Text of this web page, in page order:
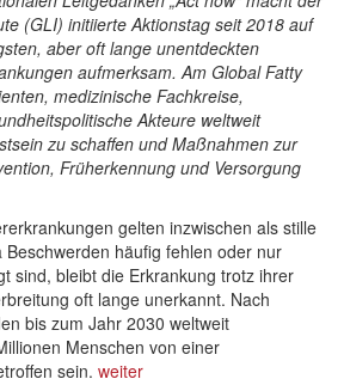
(GLI) initiierte Aktionstag seit 2018 auf
aber oft lange unentdeckten
aufmerksam. Am Global Fatty
medizinische Fachkreise,
Akteure weltweit
zu schaffen und Maßnahmen zur
Früherkennung und Versorgung
gelten inzwischen als stille
Beschwerden häufig fehlen oder nur
sind, bleibt die Erkrankung trotz ihrer
oft lange unerkannt. Nach
bis zum Jahr 2030 weltweit
Menschen von einer
sein. weiter